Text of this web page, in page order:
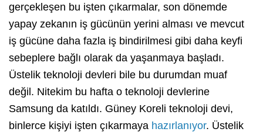
gerçekleşen bu işten çıkarmalar, son dönemde
yapay zekanın iş gücünün yerini alması ve mevcut
iş gücüne daha fazla iş bindirilmesi gibi daha keyfi
sebeplere bağlı olarak da yaşanmaya başladı.
Üstelik teknoloji devleri bile bu durumdan muaf
değil. Nitekim bu hafta o teknoloji devlerine
Samsung da katıldı. Güney Koreli teknoloji devi,
binlerce kişiyi işten çıkarmaya hazırlanıyor. Üstelik